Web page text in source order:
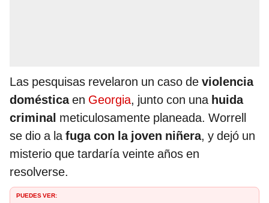
Las pesquisas revelaron un caso de violencia
domésticaen Georgia, junto con una huida
criminal meticulosamente planeada. Worrell
se dio a lafuga con la joven niñera, y dejó un
misterio que tardaría veinte años en
resolverse.
PUEDES VER: